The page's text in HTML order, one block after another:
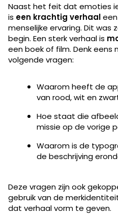
Naast het feit dat emoties
is een krachtig verhaal
menselijke ervaring. Dit was
begin. Een sterk verhaal is
een boek of film. Denk eens
volgende vragen:
Waarom heeft de
van rood, wit en
Hoe staat die
missie op de vorige
Waarom is de
de beschrijving
Deze vragen zijn ook
gebruik van de
dat verhaal vorm te geven.